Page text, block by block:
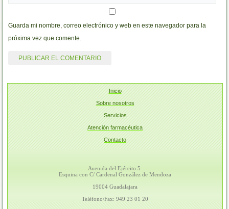
Guarda mi nombre, correo electrónico y web en este navegador para la
próxima vez que comente.
Inicio
Sobre nosotros
Servicios
Atención farmacéutica
Contacto
Avenida del Ejército 5
Esquina con C/ Cardenal González de Mendoza
19004 Guadalajara
Teléfono/Fax: 949 23 01 20